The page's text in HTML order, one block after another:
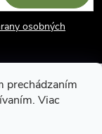
prechádzaním
Viac
osobných